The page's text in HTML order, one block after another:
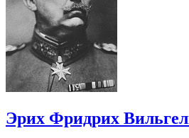
Эрих Фридрих